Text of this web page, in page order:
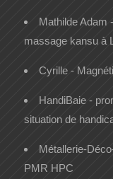
Mathilde Adam
massage kansu à
Cyrille -
HandiBaie -
situation de
Métallerie-
PMR HPC